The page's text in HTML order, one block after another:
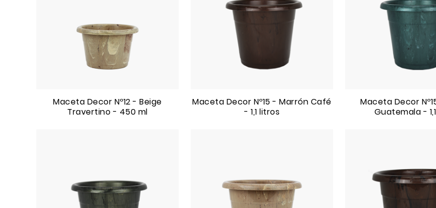
Maceta Decor Nº12 - Beige
Travertino - 450 ml
Maceta Decor Nº15 - Marrón Café
- 1,1 litros
Maceta Decor
Guatemala -